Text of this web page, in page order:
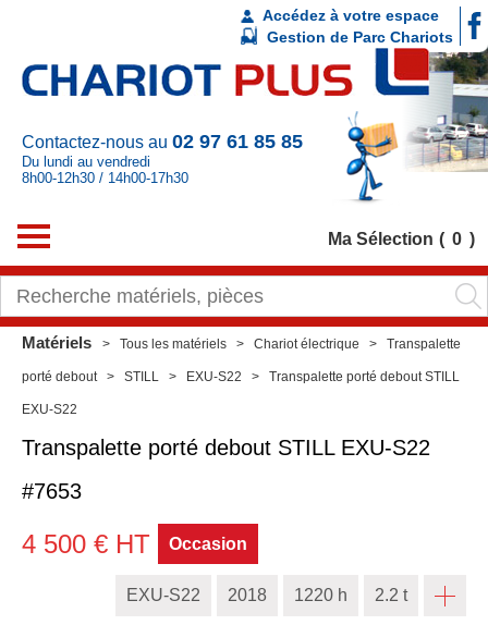
Contactez-nous au 02 97 61 85 85
Du lundi au vendredi
8h00-12h30 / 14h00-17h30
Accédez à votre espace
Gestion de Parc Chariots
Ma Sélection 0
Matériels Tous les matériels Chariot électrique Transpalette
porté debout STILL EXU-S22 Transpalette porté debout STILL
EXU-S22
Transpalette porté debout STILL EXU-S22
#7653
4 500 € HT Occasion
EXU-S22 2018 1220 h 2.2 t